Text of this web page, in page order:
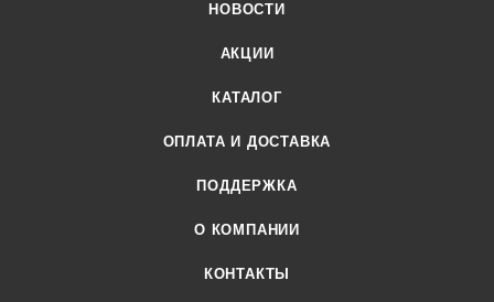
НОВОСТИ
АКЦИИ
КАТАЛОГ
ОПЛАТА И ДОСТАВКА
ПОДДЕРЖКА
О КОМПАНИИ
КОНТАКТЫ